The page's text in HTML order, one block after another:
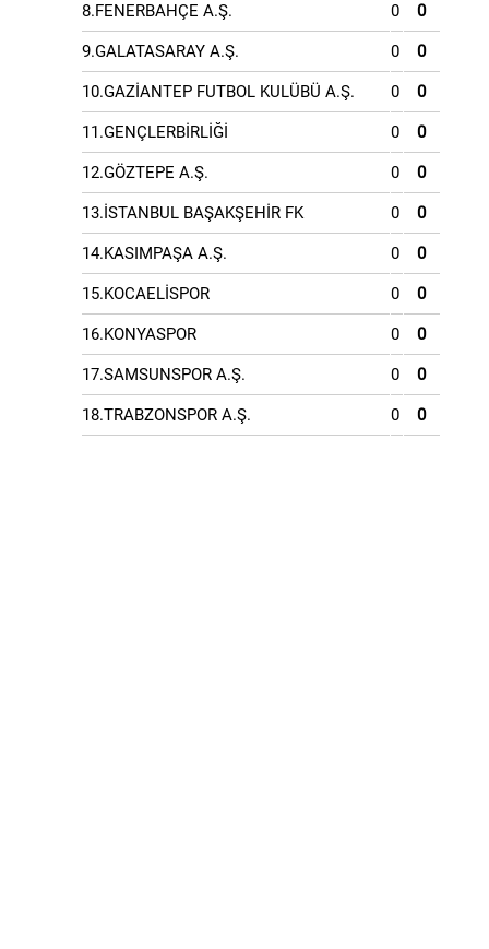
8.FENERBAHÇE A.Ş. 0 0
9.GALATASARAY A.Ş. 0 0
10.GAZİANTEP FUTBOL KULÜBÜ A.Ş. 0 0
11.GENÇLERBİRLİĞİ 0 0
12.GÖZTEPE A.Ş. 0 0
13.İSTANBUL BAŞAKŞEHİR FK 0 0
14.KASIMPAŞA A.Ş. 0 0
15.KOCAELİSPOR 0 0
16.KONYASPOR 0 0
17.SAMSUNSPOR A.Ş. 0 0
18.TRABZONSPOR A.Ş. 0 0